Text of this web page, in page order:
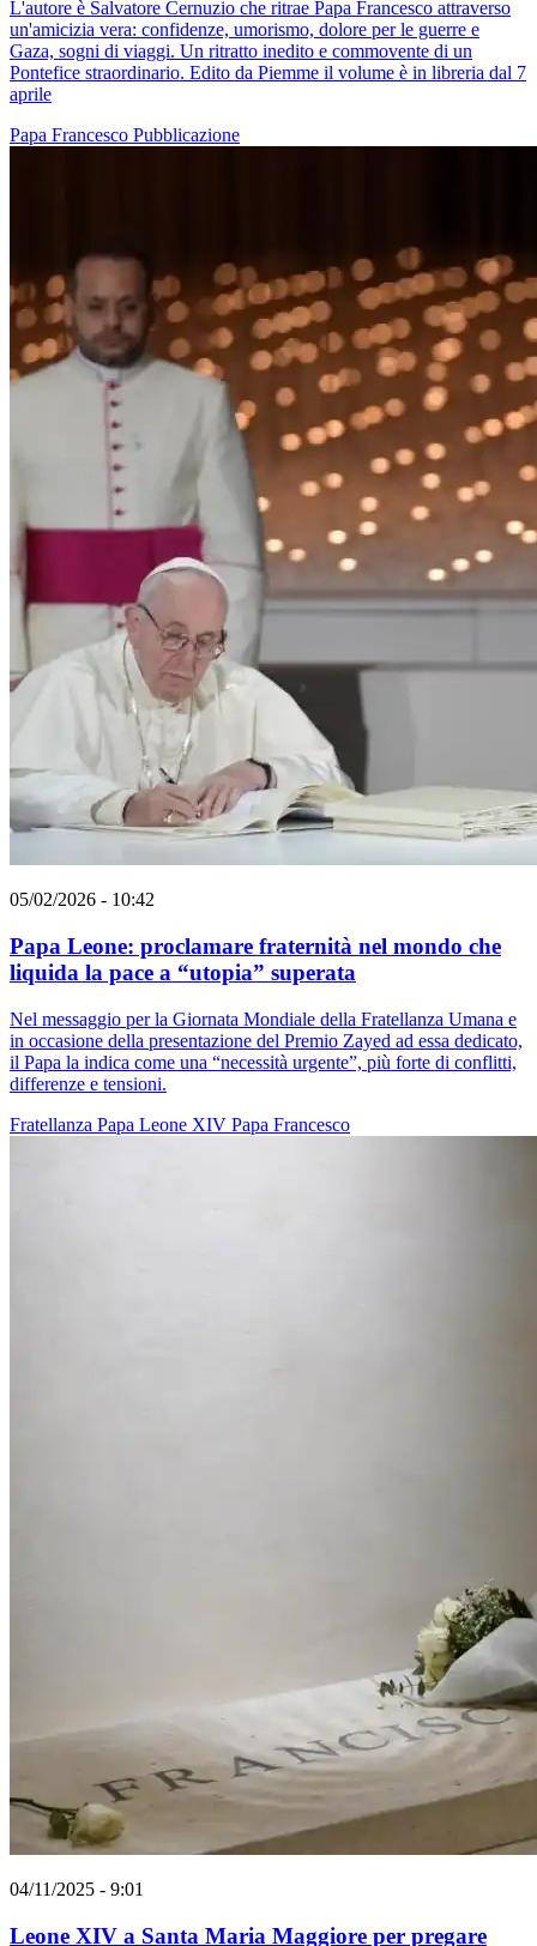
L'autore è Salvatore Cernuzio che ritrae Papa Francesco attraverso
un'amicizia vera: confidenze, umorismo, dolore per le guerre e
Gaza, sogni di viaggi. Un ritratto inedito e commovente di un
Pontefice straordinario. Edito da Piemme il volume è in libreria dal 7
aprile
Papa Francesco Pubblicazione
05/02/2026 - 10:42
Papa Leone: proclamare fraternità nel mondo che
liquida la pace a “utopia” superata
Nel messaggio per la Giornata Mondiale della Fratellanza Umana e
in occasione della presentazione del Premio Zayed ad essa dedicato,
il Papa la indica come una “necessità urgente”, più forte di conflitti,
differenze e tensioni.
Fratellanza Papa Leone XIV Papa Francesco
04/11/2025 - 9:01
Leone XIV a Santa Maria Maggiore per pregare